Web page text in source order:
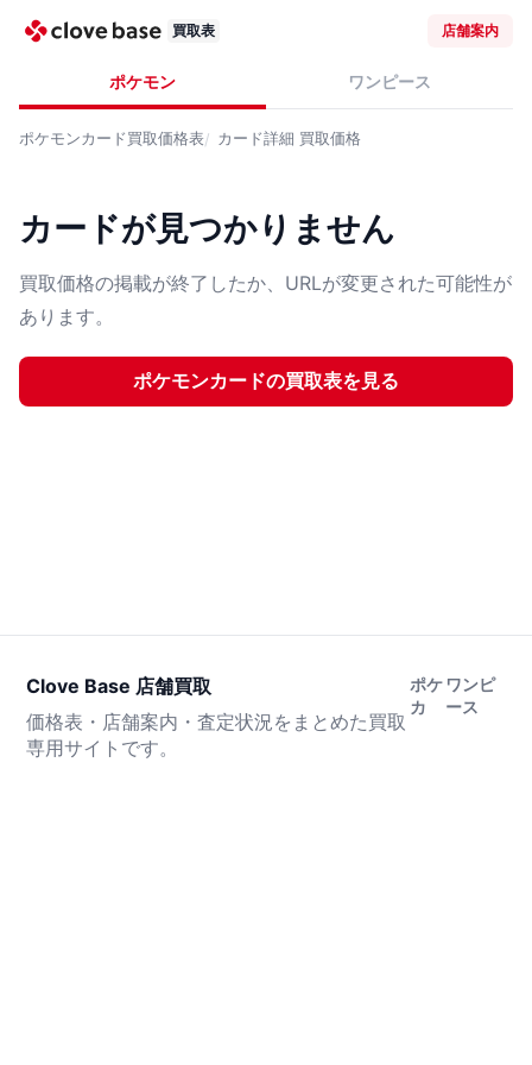
買取表 店舗案内
ポケモン ワンピース
ポケモンカード買取価格表 カード詳細 買取価格
カードが見つかりません
買取価格の掲載が終了したか、URLが変更された可能性が
あります。
ポケモンカードの買取表を見る
Clove Base 店舗買取
価格表・店舗案内・査定状況をまとめた買取
専用サイトです。
ポケ
カ
ワンピ
ース